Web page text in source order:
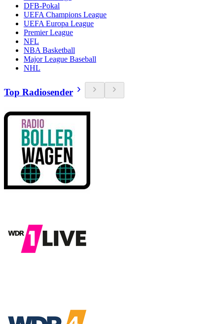
DFB-Pokal
UEFA Champions League
UEFA Europa League
Premier League
NFL
NBA Basketball
Major League Baseball
NHL
Top Radiosender